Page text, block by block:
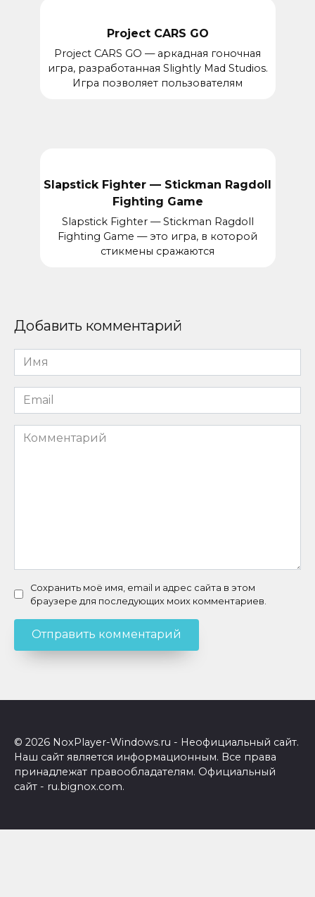
Project CARS GO
Project CARS GO — аркадная гоночная
игра, разработанная Slightly Mad Studios.
Игра позволяет пользователям
Slapstick Fighter — Stickman Ragdoll
Fighting Game
Slapstick Fighter — Stickman Ragdoll
Fighting Game — это игра, в которой
стикмены сражаются
Добавить комментарий
Имя
*
Email
*
Комментарий
Сохранить моё имя, email и адрес сайта в этом
браузере для последующих моих комментариев.
© 2026 NoxPlayer-Windows.ru - Неофициальный сайт.
Наш сайт является информационным. Все права
принадлежат правообладателям. Официальный
сайт - ru.bignox.com.